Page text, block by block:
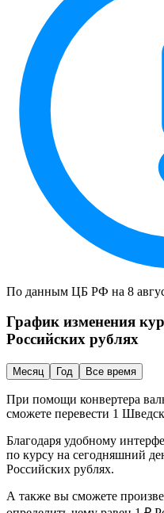
По данным ЦБ РФ на 8
График изменения
Российских рублях
Месяц Год Все время
При помощи конвертера
сможете перевести 1
Благодаря удобному
по курсу на сегодняшний
Российских рублях.
А также вы сможете